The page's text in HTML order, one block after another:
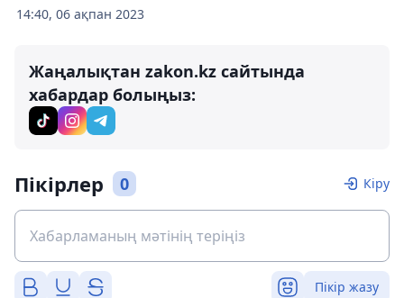
14:40, 06 ақпан 2023
Жаңалықтан zakon.kz сайтында
хабардар болыңыз:
Пікірлер 0 Кіру
Пікір жазу